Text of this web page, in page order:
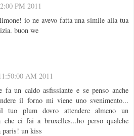
PM 2011
io ne avevo fatta una simile alla tua
buon we
AM 2011
fa un caldo asfissiante e se penso anche
il forno mi viene uno svenimento...
tuo plum dovro attendere almeno un
che ci fai a bruxelles...ho perso qualche
paris! un kiss